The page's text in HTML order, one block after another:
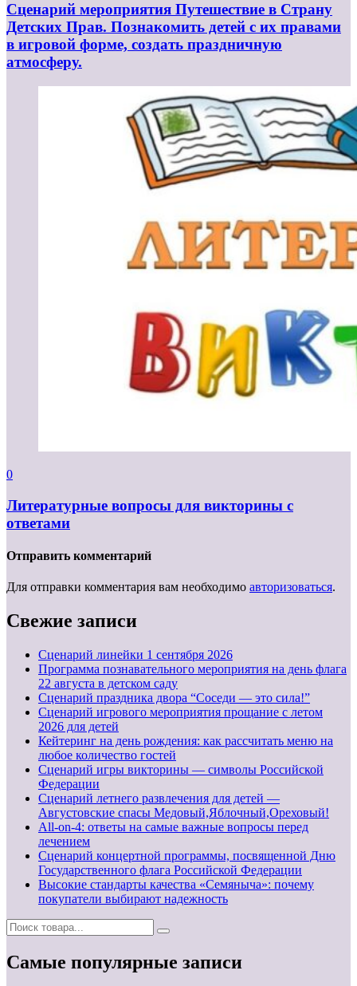
Сценарий мероприятия Путешествие в Страну
Детских Прав. Познакомить детей с их правами
в игровой форме, создать праздничную
атмосферу.
0
Литературные вопросы для викторины с
ответами
Отправить комментарий
Для отправки комментария вам необходимо авторизоваться.
Свежие записи
Cценарий линейки 1 сентября 2026
Программа познавательного мероприятия на день флага
22 августа в детском саду
Сценарий праздника двора “Соседи — это сила!”
Сценарий игрового мероприятия прощание с летом
2026 для детей
Кейтеринг на день рождения: как рассчитать меню на
любое количество гостей
Сценарий игры викторины — символы Российской
Федерации
Сценарий летнего развлечения для детей —
Августовские спасы Медовый,Яблочный,Ореховый!
All-on-4: ответы на самые важные вопросы перед
лечением
Сценарий концертной программы, посвященной Дню
Государственного флага Российской Федерации
Высокие стандарты качества «Семяныча»: почему
покупатели выбирают надежность
Самые популярные записи